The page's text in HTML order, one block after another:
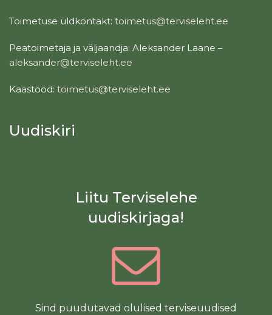
Toimetuse üldkontakt: toimetus@terviseleht.ee
Peatoimetaja ja väljaandja: Aleksander Laane –
aleksander@terviseleht.ee
Kaastööd: toimetus@terviseleht.ee
Uudiskiri
Liitu Terviselehe
uudiskirjaga!
Sind puudutavad olulised terviseuudised